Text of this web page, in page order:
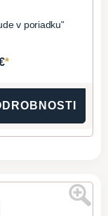
v poriadku"
*